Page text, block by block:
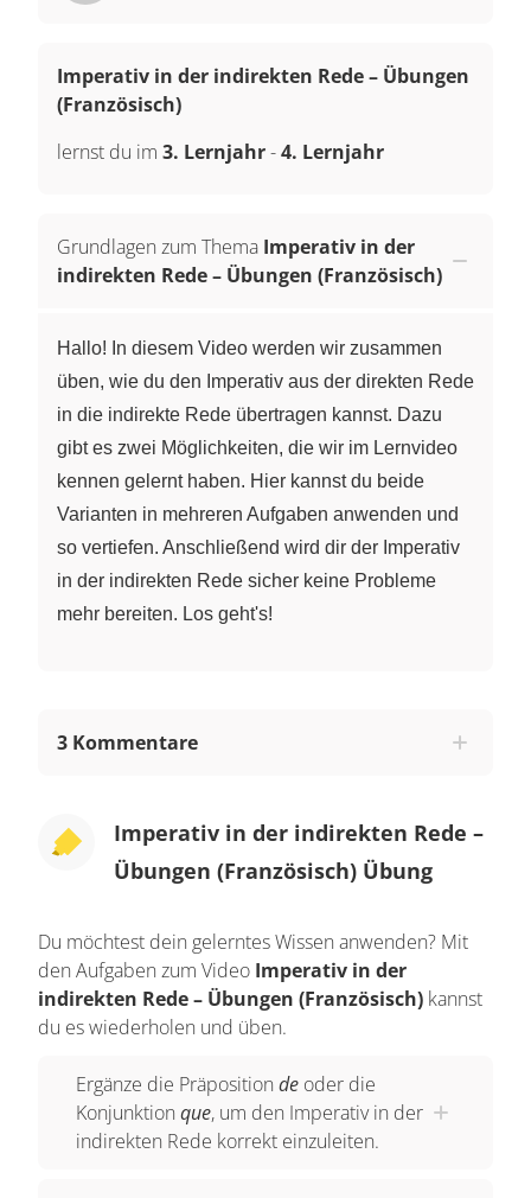
Imperativ in der indirekten Rede – Übungen
(Französisch)
lernst du im 3. Lernjahr-4. Lernjahr
Grundlagen zum Thema Imperativ in der
indirekten Rede – Übungen (Französisch)
Hallo! In diesem Video werden wir zusammen
üben, wie du den Imperativ aus der direkten Rede
in die indirekte Rede übertragen kannst. Dazu
gibt es zwei Möglichkeiten, die wir im Lernvideo
kennen gelernt haben. Hier kannst du beide
Varianten in mehreren Aufgaben anwenden und
so vertiefen. Anschließend wird dir der Imperativ
in der indirekten Rede sicher keine Probleme
mehr bereiten. Los geht's!
3 Kommentare
Imperativ in der indirekten Rede –
Übungen (Französisch) Übung
Du möchtest dein gelerntes Wissen anwenden? Mit
den Aufgaben zum Video Imperativ in der
indirekten Rede – Übungen (Französisch) kannst
du es wiederholen und üben.
Ergänze die Präposition de oder die
Konjunktion que, um den Imperativ in der
indirekten Rede korrekt einzuleiten.